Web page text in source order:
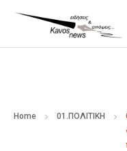
Home 01.ΠΟΛΙΤΙΚΗ